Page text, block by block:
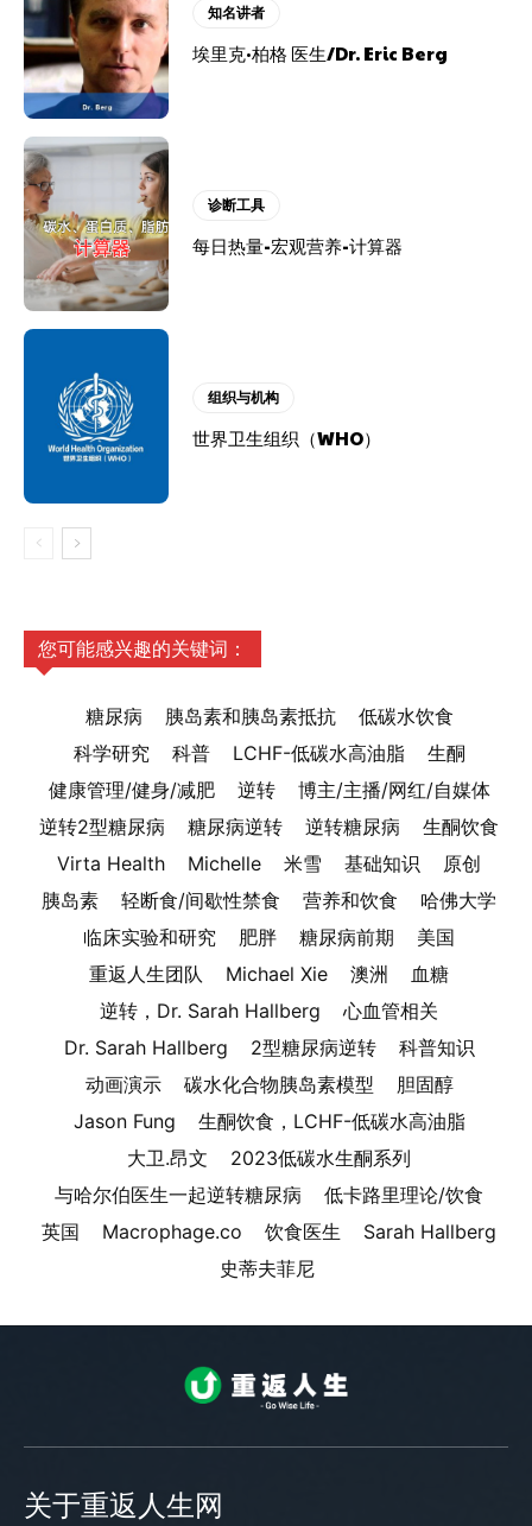
知名讲者
埃里克·柏格 医生/Dr. Eric Berg
诊断工具
每日热量-宏观营养-计算器
组织与机构
世界卫生组织（WHO）
您可能感兴趣的关键词：
糖尿病 胰岛素和胰岛素抵抗
低碳水饮食
科学研究
科普 LCHF-低碳水高油脂
生酮
健康管理/健身/减肥
逆转
博主/主播/网红/自媒体
逆转2型糖尿病
糖尿病逆转 逆转糖尿病
生酮饮食
Virta Health
Michelle 米雪 基础知识
原创
胰岛素
轻断食/间歇性禁食 营养和饮食
哈佛大学
临床实验和研究
肥胖 糖尿病前期
美国
重返人生团队
Michael Xie 澳洲
血糖
逆转，Dr. Sarah Hallberg
心血管相关
Dr. Sarah Hallberg
2型糖尿病逆转
科普知识
动画演示
碳水化合物胰岛素模型
胆固醇
Jason Fung
生酮饮食，LCHF-低碳水高油脂
大卫.昂文
2023低碳水生酮系列
与哈尔伯医生一起逆转糖尿病
低卡路里理论/饮食
英国
Macrophage.co 饮食医生
Sarah Hallberg
史蒂夫菲尼
关于重返人生网